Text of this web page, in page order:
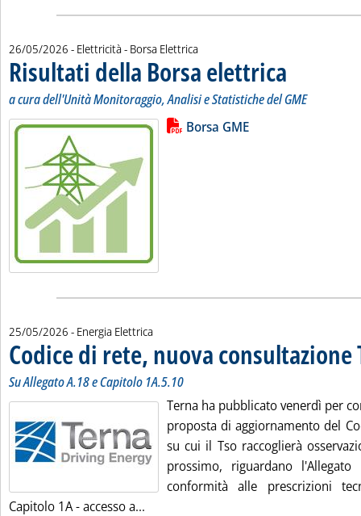
26/05/2026 - Elettricità - Borsa Elettrica
Risultati della Borsa elettrica
a cura dell'Unità Monitoraggio, Analisi e Statistiche del GME
Leggi tutta la notizia: 'Risultati
Lista allegati PDF alla notizia
Borsa GME
25/05/2026 - Energia Elettrica
Codice di rete, nuova consultazione
Su Allegato A.18 e Capitolo 1A.5.10
Terna ha pubblicato venerdì per
proposta di aggiornamento del
su cui il Tso raccoglierà
prossimo, riguardano
conformità alle prescrizioni
Capitolo 1A - accesso a...